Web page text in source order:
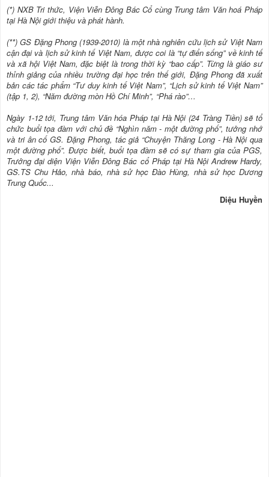
(*) NXB Tri thức, Viện Viễn Đông Bác Cổ cùng Trung tâm Văn hoá Pháp
tại Hà Nội giới thiệu và phát hành.
(**) GS Đặng Phong (1939-2010) là một nhà nghiên cứu lịch sử Việt Nam
cận đại và lịch sử kinh tế Việt Nam, được coi là “tự điển sống” về kinh tế
và xã hội Việt Nam, đặc biệt là trong thời kỳ “bao cấp”. Từng là giáo sư
thỉnh giảng của nhiều trường đại học trên thế giới, Đặng Phong đã xuất
bản các tác phẩm “Tư duy kinh tế Việt Nam”, “Lịch sử kinh tế Việt Nam”
(tập 1, 2), “Năm đường mòn Hồ Chí Minh”, “Phá rào”…
Ngày 1-12 tới, Trung tâm Văn hóa Pháp tại Hà Nội (24 Tràng Tiền) sẽ tổ
chức buổi tọa đàm với chủ đề “Nghìn năm - một đường phố”, tưởng nhớ
và tri ân cố GS. Đặng Phong, tác giả “Chuyện Thăng Long - Hà Nội qua
một đường phố”. Được biết, buổi tọa đàm sẽ có sự tham gia của PGS,
Trưởng đại diện Viện Viễn Đông Bác cổ Pháp tại Hà Nội Andrew Hardy,
GS.TS Chu Hảo, nhà báo, nhà sử học Đào Hùng, nhà sử học Dương
Trung Quốc...
Diệu Huyền